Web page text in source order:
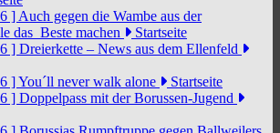
] Auch gegen die Wambe aus der
das Beste machen
Startseite
] Dreierkette – News aus dem Ellenfeld
]You´ll never walk alone
Startseite
] Doppelpass mit der Borussen-Jugend